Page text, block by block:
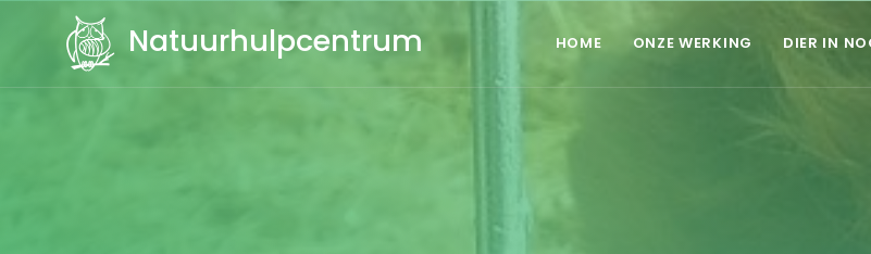
Natuurhulpcentrum HOME ONZE WERKING DIER IN